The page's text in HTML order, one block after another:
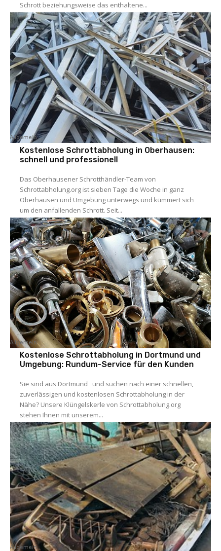
Schrott beziehungsweise das enthaltene...
Allgemein
Kostenlose Schrottabholung in Oberhausen:
schnell und professionell
Das Oberhausener Schrotthändler-Team von
Schrottabholung.org ist sieben Tage die Woche in ganz
Oberhausen und Umgebung unterwegs und kümmert sich
um den anfallenden Schrott. Seit...
Allgemein
Kostenlose Schrottabholung in Dortmund und
Umgebung: Rundum-Service für den Kunden
Sie sind aus Dortmund und suchen nach einer schnellen,
zuverlässigen und kostenlosen Schrottabholung in der
Nähe? Unsere Klüngelskerle von Schrottabholung.org
stehen Ihnen mit unserem...
Allgemein